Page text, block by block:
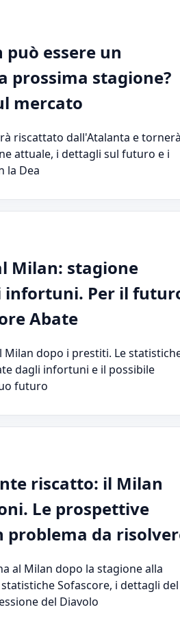
essere un
prossima stagione?
mercato
riscattato dall'Atalanta e
attuale, i dettagli sul futuro e i
la Dea
Milan: stagione
Per il
Abate
Milan dopo i prestiti. Le
dagli infortuni e il possibile
futuro
riscatto: il Milan
Le prospettive
problema da
al Milan dopo la stagione alla
Sofascore, i dettagli del
del Diavolo